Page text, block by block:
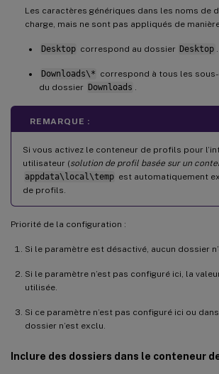
Les caractères génériques dans les noms de
charge, mais ne sont pas appliqués de
Desktop correspond au dossier Desktop
Downloads\* correspond à tous les
du dossier Downloads
REMARQUE :
Si vous activez le conteneur de profils pour
utilisateur (solution de profil basée sur un
appdata\local\temp est automatiquement
de profils.
Priorité de la configuration :
Si le paramètre est désactivé, aucun dossier
Si le paramètre n’est pas configuré ici, la
utilisée.
Si ce paramètre n’est pas configuré ici ou
dossier n’est exclu.
Inclure des dossiers dans le conteneur